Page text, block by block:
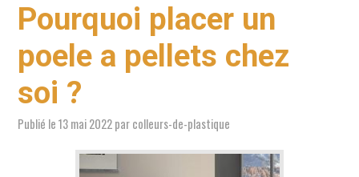
Pourquoi placer un
poele a pellets chez
soi ?
Publié le13 mai 2022parcolleurs-de-plastique